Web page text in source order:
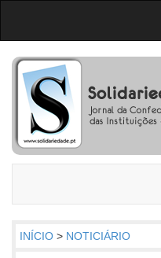
INÍCIO > NOTICIÁRIO